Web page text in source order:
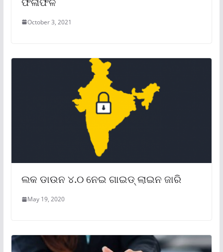
October 3, 2021
ଲକ ଡାଉନ ୪.୦ ନେଇ ଗାଇଡ୍‌ ଲାଇନ ଜାରି
May 19, 2020